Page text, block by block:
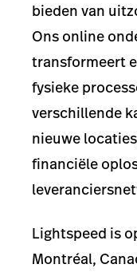
bieden van
Ons online
transformeert
fysieke
verschillende
nieuwe
financiële
Lightspeed is
Montréal,